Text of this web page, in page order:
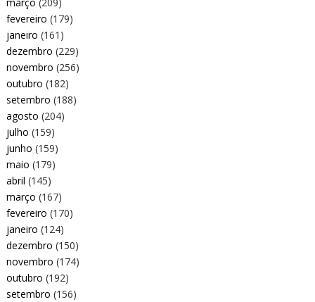
fevereiro (179)
janeiro (161)
dezembro (229)
novembro (256)
outubro (182)
setembro (188)
agosto (204)
julho (159)
junho (159)
maio (179)
abril (145)
março (167)
fevereiro (170)
janeiro (124)
dezembro (150)
novembro (174)
outubro (192)
setembro (156)